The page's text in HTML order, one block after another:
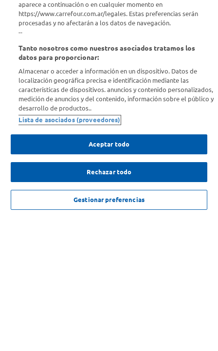
NO DISPONIBLE
60 minutos de uso
Este recortador Philips te ofrece hasta 60 minutos de uso i
nalámbrico con una sola carga de 16 horas.
aparece a continuación o en cualquier momento en
https://www.carrefour.com.ar/legales. Estas preferencias serán
procesadas y no afectarán a los datos de navegación.
--
Tanto nosotros como nuestros asociados tratamos los
datos para proporcionar:
Almacenar o acceder a información en un dispositivo. Datos de
localización geográfica precisa e identificación mediante las
características de dispositivos. anuncios y contenido personalizados,
medición de anuncios y del contenido, información sobre el público y
desarrollo de productos..
Lista de asociados (proveedores)
Aceptar todo
Rechazar todo
Gestionar preferencias